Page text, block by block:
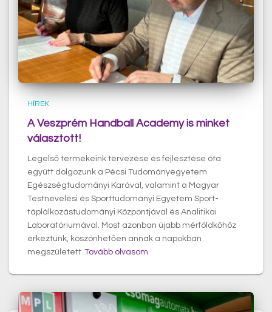
HÍREK
A Veszprém Handball Academy is minket
választott!
Legelső termékeink tervezése és fejlesztése óta
együtt dolgozunk a Pécsi Tudományegyetem
Egészségtudományi Karával, valamint a Magyar
Testnevelési és Sporttudományi Egyetem Sport-
táplálkozástudományi Központjával és Analitikai
Laboratóriumával. Most azonban újabb mérföldkőhöz
érkeztünk, köszönhetően annak a napokban
megszületett Tovább olvasom